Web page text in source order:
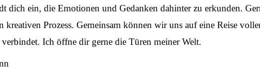
dich ein, die Emotionen und Gedanken dahinter zu erkunden.
Prozess. Gemeinsam können wir uns auf eine Reise
Ich öffne dir gerne die Türen meiner Welt.